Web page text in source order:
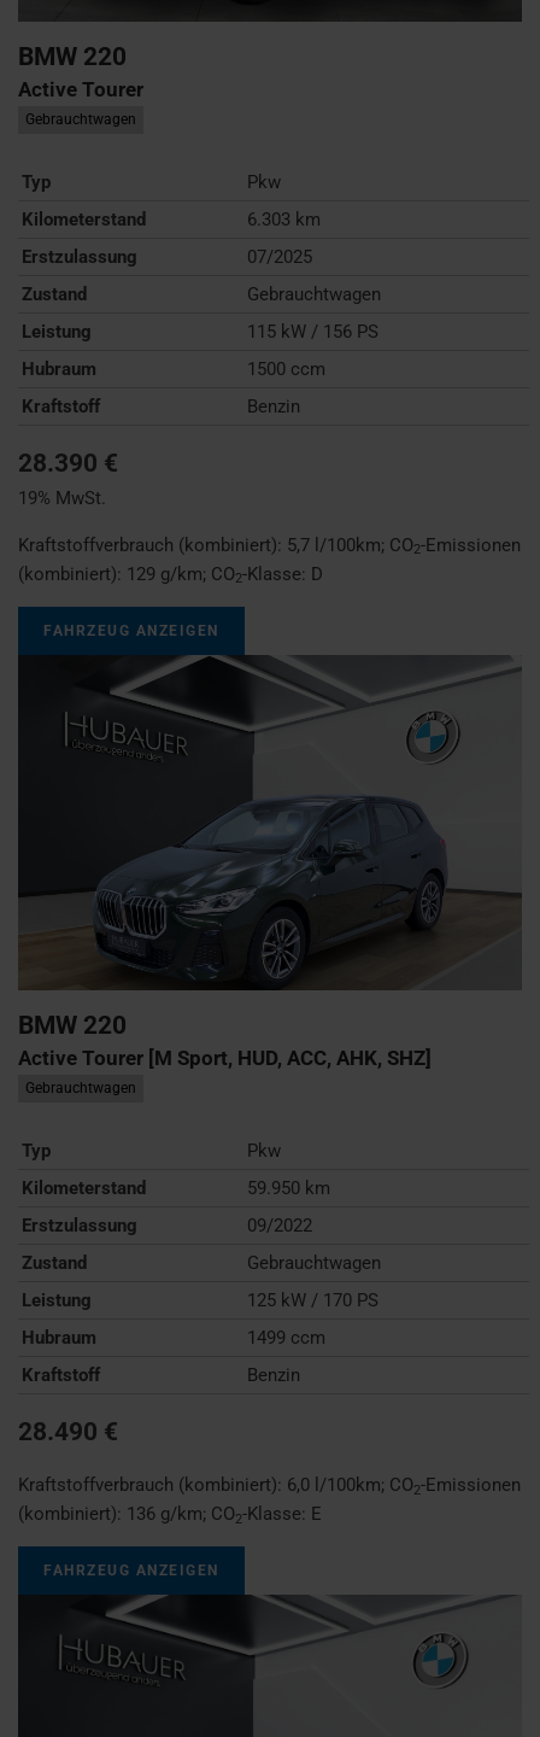
BMW 220
Active Tourer
Gebrauchtwagen
Typ
Pkw
Kilometerstand
6.303 km
Erstzulassung
07/2025
Zustand
Gebrauchtwagen
Leistung
115 kW / 156 PS
Hubraum
1500 ccm
Kraftstoff
Benzin
28.390 €
19% MwSt.
Kraftstoffverbrauch (kombiniert): 5,7 l/100km; CO2-Emissionen
(kombiniert): 129 g/km; CO2-Klasse: D
FAHRZEUG ANZEIGEN
BMW 220
Active Tourer [M Sport, HUD, ACC, AHK, SHZ]
Gebrauchtwagen
Typ
Pkw
Kilometerstand
59.950 km
Erstzulassung
09/2022
Zustand
Gebrauchtwagen
Leistung
125 kW / 170 PS
Hubraum
1499 ccm
Kraftstoff
Benzin
28.490 €
Kraftstoffverbrauch (kombiniert): 6,0 l/100km; CO2-Emissionen
(kombiniert): 136 g/km; CO2-Klasse: E
FAHRZEUG ANZEIGEN